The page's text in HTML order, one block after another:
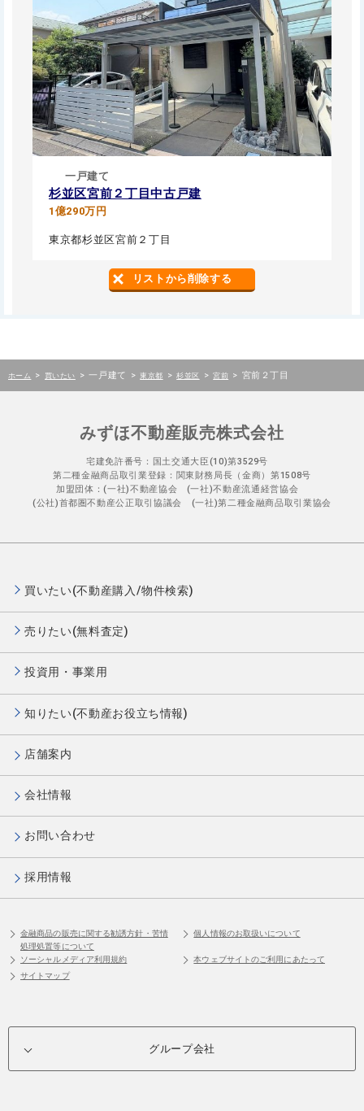
一戸建て
杉並区宮前２丁目中古戸建
1億290万円
東京都杉並区宮前２丁目
リストから削除する
ホーム > 買いたい > 一戸建て > 東京都 > 杉並区 > 宮前 > 宮前２丁目
みずほ不動産販売株式会社
宅建免許番号：国土交通大臣(10)第3529号
第二種金融商品取引業登録：関東財務局長（金商）第1508号
加盟団体：(一社)不動産協会 (一社)不動産流通経営協会
(公社)首都圏不動産公正取引協議会 (一社)第二種金融商品取引業協会
買いたい(不動産購入/物件検索)
売りたい(無料査定)
投資用・事業用
知りたい(不動産お役立ち情報)
店舗案内
会社情報
お問い合わせ
採用情報
金融商品の販売に関する勧誘方針・苦情
処理処置等について
個人情報のお取扱いについて
ソーシャルメディア利用規約
本ウェブサイトのご利用にあたって
サイトマップ
グループ会社